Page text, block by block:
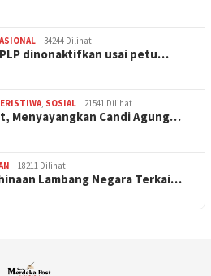
34244 Dilihat
dinonaktifkan usai petu…
SOSIAL 21541 Dilihat
Menyayangkan Candi Agung…
18211 Dilihat
Lambang Negara Terkai…